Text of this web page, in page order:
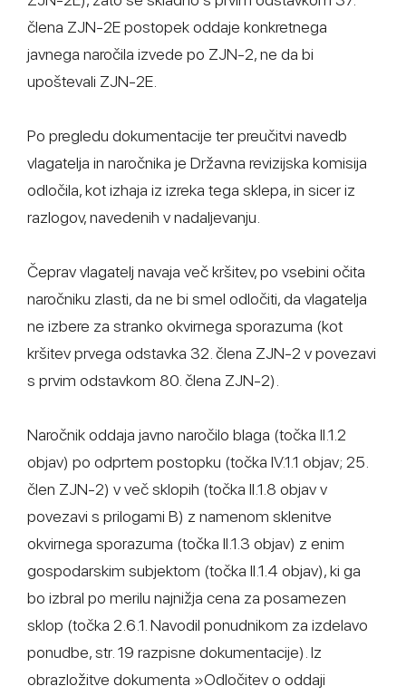
člena ZJN-2E postopek oddaje konkretnega
javnega naročila izvede po ZJN-2, ne da bi
upoštevali ZJN-2E.
Po pregledu dokumentacije ter preučitvi navedb
vlagatelja in naročnika je Državna revizijska komisija
odločila, kot izhaja iz izreka tega sklepa, in sicer iz
razlogov, navedenih v nadaljevanju.
Čeprav vlagatelj navaja več kršitev, po vsebini očita
naročniku zlasti, da ne bi smel odločiti, da vlagatelja
ne izbere za stranko okvirnega sporazuma (kot
kršitev prvega odstavka 32. člena ZJN-2 v povezavi
s prvim odstavkom 80. člena ZJN-2).
Naročnik oddaja javno naročilo blaga (točka II.1.2
objav) po odprtem postopku (točka IV.1.1 objav; 25.
člen ZJN-2) v več sklopih (točka II.1.8 objav v
povezavi s prilogami B) z namenom sklenitve
okvirnega sporazuma (točka II.1.3 objav) z enim
gospodarskim subjektom (točka II.1.4 objav), ki ga
bo izbral po merilu najnižja cena za posamezen
sklop (točka 2.6.1. Navodil ponudnikom za izdelavo
ponudbe, str. 19 razpisne dokumentacije). Iz
obrazložitve dokumenta »Odločitev o oddaji